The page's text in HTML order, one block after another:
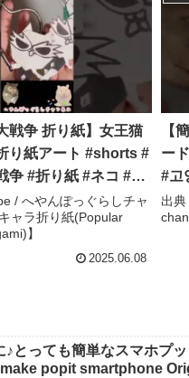
戦争 折り紙】女王猫
り紙アート #shorts #
争 #折り紙 #ネコ #へ
し – へやんぽっぐら
【人気キャラ折り紙
origami)】
/ へやんぽっぐらしチャ
ャラ折り紙(Popular
】
2025.06.08
【
ー
#고
お
出
♪とっても簡単なスマホプ
popit smartphone